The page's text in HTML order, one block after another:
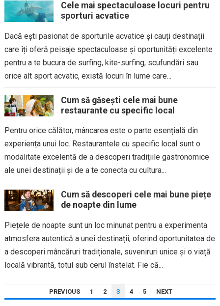
Cele mai spectaculoase locuri pentru
sporturi acvatice
Dacă ești pasionat de sporturile acvatice și cauți destinații
care îți oferă peisaje spectaculoase și oportunități excelente
pentru a te bucura de surfing, kite-surfing, scufundări sau
orice alt sport acvatic, există locuri în lume care...
Cum să găsești cele mai bune
restaurante cu specific local
Pentru orice călător, mâncarea este o parte esențială din
experiența unui loc. Restaurantele cu specific local sunt o
modalitate excelentă de a descoperi tradițiile gastronomice
ale unei destinații și de a te conecta cu cultura...
Cum să descoperi cele mai bune piețe
de noapte din lume
Piețele de noapte sunt un loc minunat pentru a experimenta
atmosfera autentică a unei destinații, oferind oportunitatea de
a descoperi mâncăruri tradiționale, suveniruri unice și o viață
locală vibrantă, totul sub cerul înstelat. Fie că...
ARTICOLE
PREVIOUS 1 2 3 4 5 NEXT